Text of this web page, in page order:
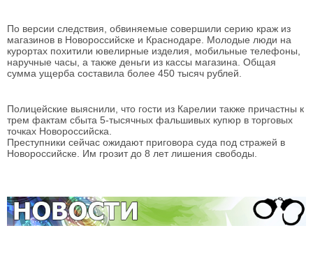
По версии следствия, обвиняемые совершили серию краж из
магазинов в Новороссийске и Краснодаре. Молодые люди на
курортах похитили ювелирные изделия, мобильные телефоны,
наручные часы, а также деньги из кассы магазина. Общая
сумма ущерба составила более 450 тысяч рублей.
Полицейские выяснили, что гости из Карелии также причастны к
трем фактам сбыта 5-тысячных фальшивых купюр в торговых
точках Новороссийска.
Преступники сейчас ожидают приговора суда под стражей в
Новороссийске. Им грозит до 8 лет лишения свободы.